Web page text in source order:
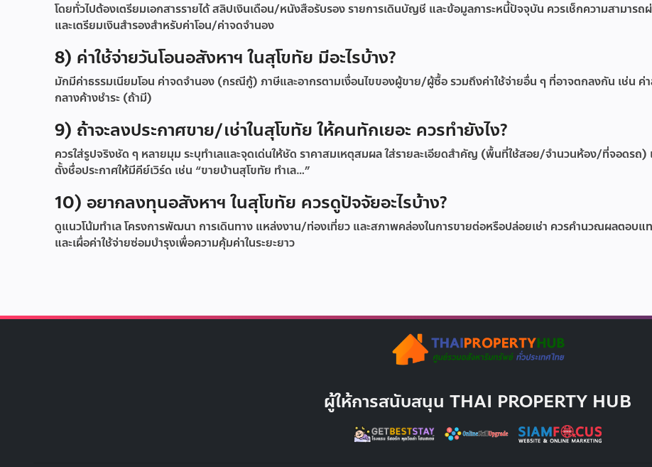
โดยทั่วไปต้องเตรียมเอกสารรายได้ สลิปเงินเดือน/หนังสือรับรอง รายการเดินบัญชี และข้อมูลภาระหนี้ปัจจุบัน ควรเช็กความสามารถ
และเตรียมเงินสำรองสำหรับค่าโอน/ค่าจดจำนอง
8) ค่าใช้จ่ายวันโอนอสังหาฯ ในสุโขทัย มีอะไรบ้าง?
มักมีค่าธรรมเนียมโอน ค่าจดจำนอง (กรณีกู้) ภาษีและอากรตามเงื่อนไขของผู้ขาย/ผู้ซื้อ รวมถึงค่าใช้จ่ายอื่น ๆ ที่อาจตกลงกัน เช่น ค่
กลางค้างชำระ (ถ้ามี)
9) ถ้าจะลงประกาศขาย/เช่าในสุโขทัย ให้คนทักเยอะ ควรทำยังไง?
ควรใส่รูปจริงชัด ๆ หลายมุม ระบุทำเลและจุดเด่นให้ชัด ราคาสมเหตุสมผล ใส่รายละเอียดสำคัญ (พื้นที่ใช้สอย/จำนวนห้อง/ที่จอดรถ)
ตั้งชื่อประกาศให้มีคีย์เวิร์ด เช่น “ขายบ้านสุโขทัย ทำเล…”
10) อยากลงทุนอสังหาฯ ในสุโขทัย ควรดูปัจจัยอะไรบ้าง?
ดูแนวโน้มทำเล โครงการพัฒนา การเดินทาง แหล่งงาน/ท่องเที่ยว และสภาพคล่องในการขายต่อหรือปล่อยเช่า ควรคำนวณผลตอบแ
และเผื่อค่าใช้จ่ายซ่อมบำรุงเพื่อความคุ้มค่าในระยะยาว
ผู้ให้การสนับสนุน THAI PROPERTY HUB